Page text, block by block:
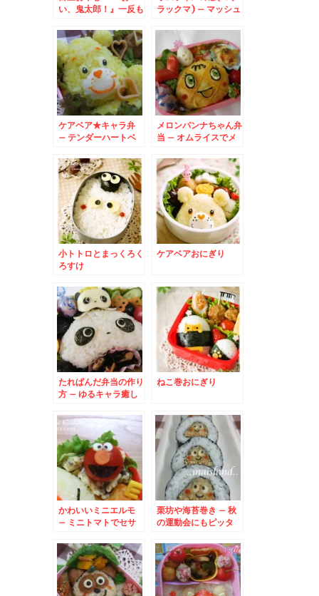
い、鬼太郎！』一反も
ラックマ) – マッシュ
でキイロイトリも♪
ケアベア★キャラ弁
– テンダーハートベ
決め手★
メロンパンナちゃん弁
当 – オムライスでメ
小トトロとまっくろく
ろすけ
ケアベアおにぎり
たれぱんだ弁当の作り
方 – ゆるキャラ癒し
ねこ巻おにぎり
かわいいミニエルモ
– ミニトマトでセサ
ELMO
栗坊や海苔巻き – 秋
の運動会にもピッタ